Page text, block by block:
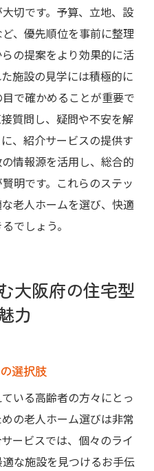
切です。予算、立地、設
、優先順位を事前に整理
の提案をより効果的に活
施設の見学には積極的に
で確かめることが重要で
質問し、疑問や不安を解
、紹介サービスの提供す
情報源を活用し、総合的
明です。これらのステッ
老人ホームを選び、快適
でしょう。
大阪府の住宅型
力
選択肢
いる高齢者の方々にとっ
の老人ホーム選びは非常
ービスでは、個々のライ
な施設を見つけるお手伝